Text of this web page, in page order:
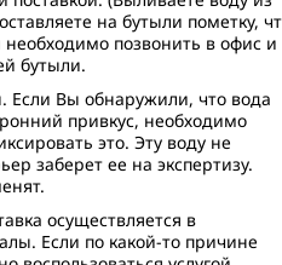
на бутыли пометку,
позвонить в офис и
бутыли.
Если Вы обнаружили, что вода
привкус, необходимо
это. Эту воду не
заберет ее на экспертизу.
осуществляется в
Если по какой-то причине